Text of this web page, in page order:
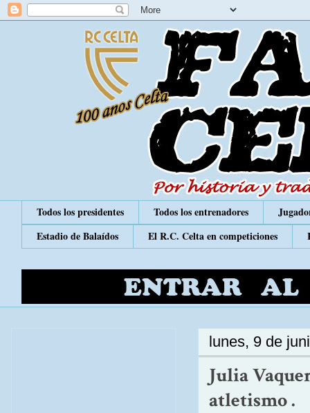
Todos los presidentes Todos los entrenadores
Estadio de Balaídos
El R.C. Celta en competiciones
lunes, 9 de
Julia
atletismo .